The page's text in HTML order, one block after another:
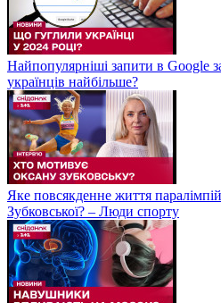
Найпопулярніші запити в Google
українців найбільше?
Яке повсякденне життя
Зубковської? – Люди спорту